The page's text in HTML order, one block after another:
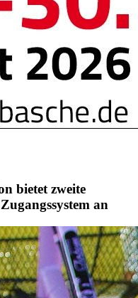
bietet zweite
an